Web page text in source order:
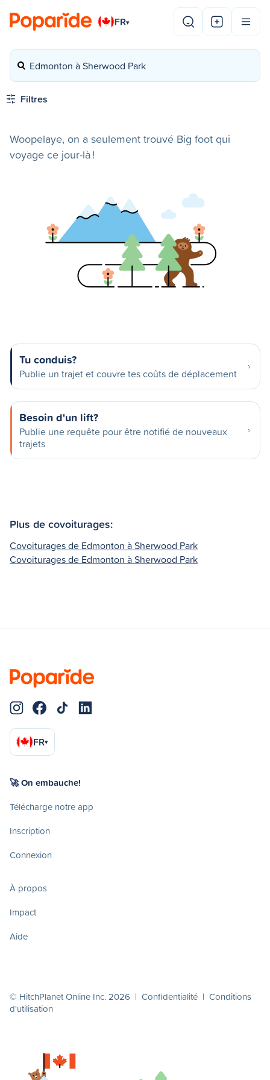
FR▾
Edmonton à Sherwood Park
Filtres
Woopelaye, on a seulement trouvé Big foot qui
voyage ce jour-là !
Tu conduis?
Publie un trajet et couvre tes coûts de déplacement
Besoin d'un lift?
Publie une requête pour être notifié de nouveaux
trajets
Plus de covoiturages:
Covoiturages de Edmonton à Sherwood Park
Covoiturages de Edmonton à Sherwood Park
FR▾
🚀 On embauche!
Télécharge notre app
Inscription
Connexion
À propos
Impact
Aide
© HitchPlanet Online Inc. 2026 | Confidentialité | Conditions
d'utilisation